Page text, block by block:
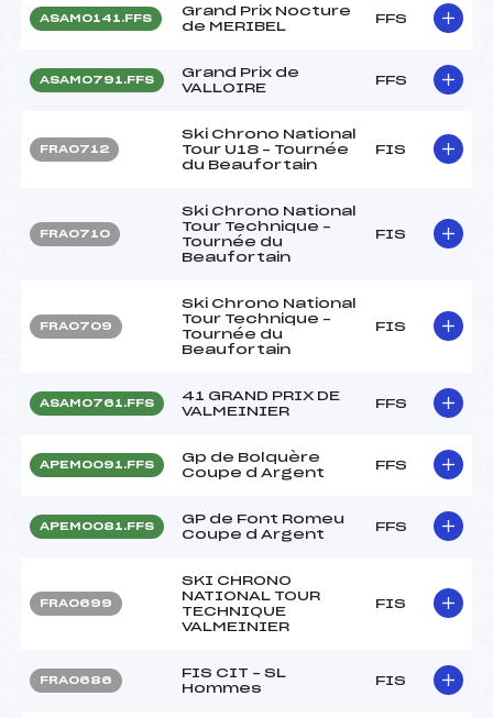
ASAM0141.FFS
Grand Prix Nocture
de MERIBEL
FFS
ASAM0791.FFS
Grand Prix de
VALLOIRE
FFS
FRA0712
Ski Chrono National
Tour U18 – Tournée
du Beaufortain
FIS
FRA0710
Ski Chrono National
Tour Technique –
Tournée du
Beaufortain
FIS
FRA0709
Ski Chrono National
Tour Technique –
Tournée du
Beaufortain
FIS
ASAM0761.FFS
41 GRAND PRIX DE
VALMEINIER
FFS
APEM0091.FFS
Gp de Bolquère
Coupe d Argent
FFS
APEM0081.FFS
GP de Font Romeu
Coupe d Argent
FFS
FRA0699
SKI CHRONO
NATIONAL TOUR
TECHNIQUE
VALMEINIER
FIS
FRA0686
FIS CIT – SL
Hommes
FIS